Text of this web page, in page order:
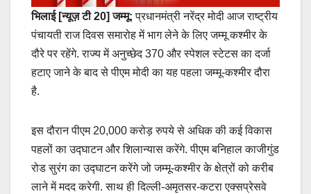
भिलाई [न्यूज़ टी 20] जम्मू:प्रधानमंत्री नरेंद्र मोदी आज राष्ट्रीय
पंचायती राज दिवस समारोह में भाग लेने के लिए जम्मू कश्मीर के
दौरे पर रहेंगे. राज्य में अनुच्छेद 370 और स्पेशल स्टेटस का दर्जा
हटाए जाने के बाद से पीएम मोदी का यह पहला जम्मू-कश्मीर दौरा
है.
इस दौरान पीएम 20,000 करोड़ रुपये से अधिक की कई विकास
पहलों का उद्घाटन और शिलान्यास करेंगे. पीएम बनिहाल काजीगुंड
रोड सुरंग का उद्घाटन करेंगे जो जम्मू-कश्मीर के क्षेत्रों को करीब
लाने में मदद करेगी. साथ ही दिल्ली-अमृतसर-कटरा एक्सप्रेसवे